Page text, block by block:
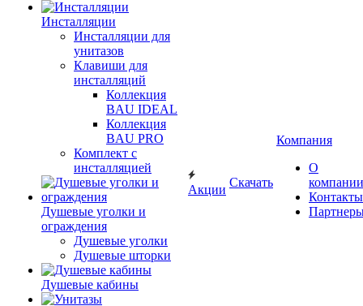
Инсталляции
Инсталляции для
унитазов
Клавиши для
инсталляций
Коллекция
BAU IDEAL
Коллекция
BAU PRO
Комплект с
инсталляцией
Душевые уголки и
ограждения
Душевые уголки
Душевые шторки
Душевые кабины
Акции
Скачать
Компания
О
компании
Контакты